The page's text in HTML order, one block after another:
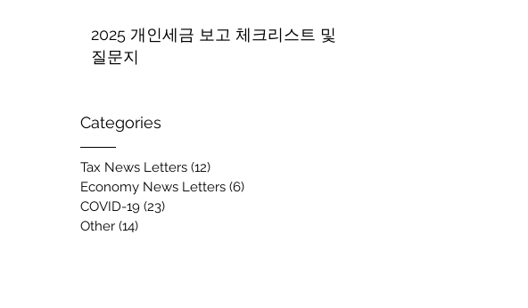
2025 개인세금 보고 체크리스트 및
질문지
Categories
Tax News Letters (12)
Economy News Letters (6)
COVID-19 (23)
Other (14)